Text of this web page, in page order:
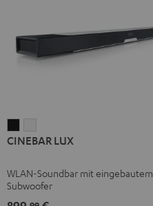
LUXLUX
CINEBAR LUX
WLAN-Soundbar mit eingebautem
Subwoofer